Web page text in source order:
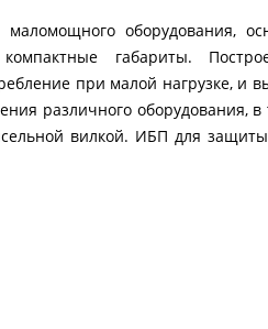
оборудования,
габариты.
при малой нагрузке, и
различного оборудования, в
вилкой. ИБП для защиты